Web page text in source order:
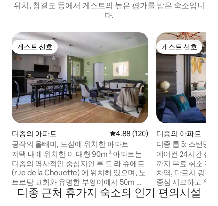
위치, 청결도 등에서 게스트의 높은 평가를 받은 숙소입니
다.
게스트 선호
게스트 선호
디종의 아파트 평점 4.88점(5점 만점), 후기 120
4.88 (120)
공작의 올빼미, 도심에 위치한 아파트
저택 내에 위치한 이 대형 90m ² 아파트는
디종의 역사적인 중심지인 루 드 라 슈에트
(rue de la Chouette) 에 위치해 있으며, 노
트르담 교회와 유명한 부엉이에서 50m 거
리에 있습니다. 보행자 구역에 위치한 이 창
문은 부르고뉴 건축의 탁월한 전망을 감상
게스트 선호
게스트 선호
디종의 아파트
디종 톱 5: 스탠딩
에어컨 24시간 셀
까지 무료 취소 간
차역, 다르시 광장,
중심 시크하고 우아한 이 아파트는 시내 한
가운데에 있습니
막히는 전망을 감
디종 근처 휴가지 숙소의 인기 편의시설